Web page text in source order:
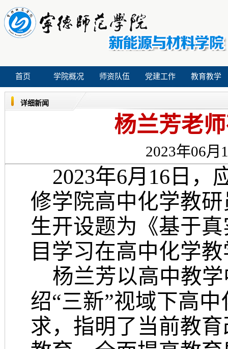
首页 学院概况 师资队伍 党建工作 教育教学
详细新闻
杨兰芳老
2023年06月
2023年6月16日，
修学院高中化学教
生开设题为《基于
目学习在高中化学
杨兰芳以高中教
绍“三新”视域下高
求，指明了当前教